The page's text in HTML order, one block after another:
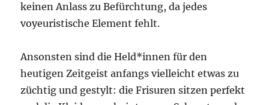
keinen Anlass zu Befürchtung, da jedes
voyeuristische Element fehlt.
Ansonsten sind die Held*innen für den
heutigen Zeitgeist anfangs vielleicht etwas zu
züchtig und gestylt: die Frisuren sitzen perfekt